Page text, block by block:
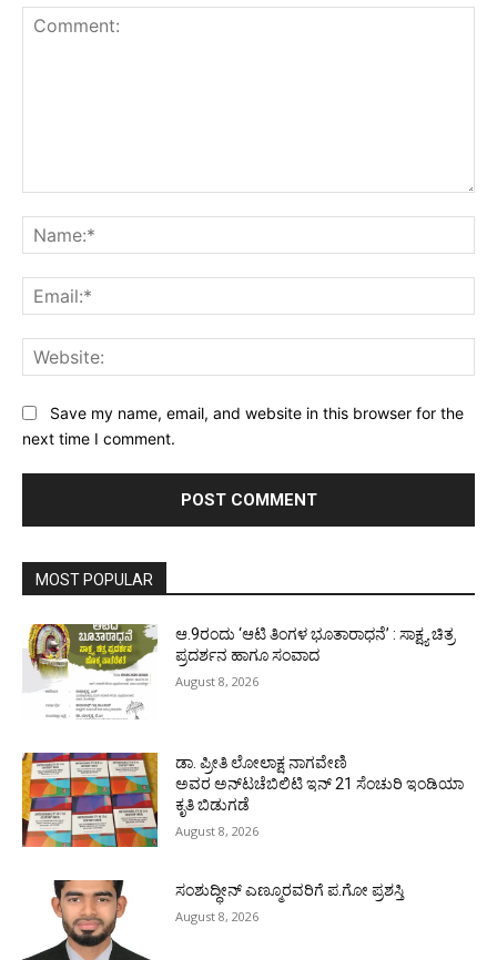
Save my name, email, and website in this browser for the
next time I comment.
MOST POPULAR
ಆ.9ರಂದು ‘ಆಟಿ ತಿಂಗಳ ಭೂತಾರಾಧನೆ’ : ಸಾಕ್ಷ್ಯ ಚಿತ್ರ
ಪ್ರದರ್ಶನ ಹಾಗೂ ಸಂವಾದ
August 8, 2026
ಡಾ. ಪ್ರೀತಿ ಲೋಲಾಕ್ಷ ನಾಗವೇಣಿ
ಅವರ ಅನ್‌ಟಚೆಬಿಲಿಟಿ ಇನ್ 21 ಸೆಂಚುರಿ ಇಂಡಿಯಾ
ಕೃತಿ ಬಿಡುಗಡೆ
August 8, 2026
ಸಂಶುದ್ಧೀನ್ ಎಣ್ಮೂರವರಿಗೆ ಪ.ಗೋ ಪ್ರಶಸ್ತಿ
August 8, 2026